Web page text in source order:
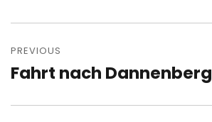
navigation
PREVIOUS
Previous
Fahrt nach Dannenberg